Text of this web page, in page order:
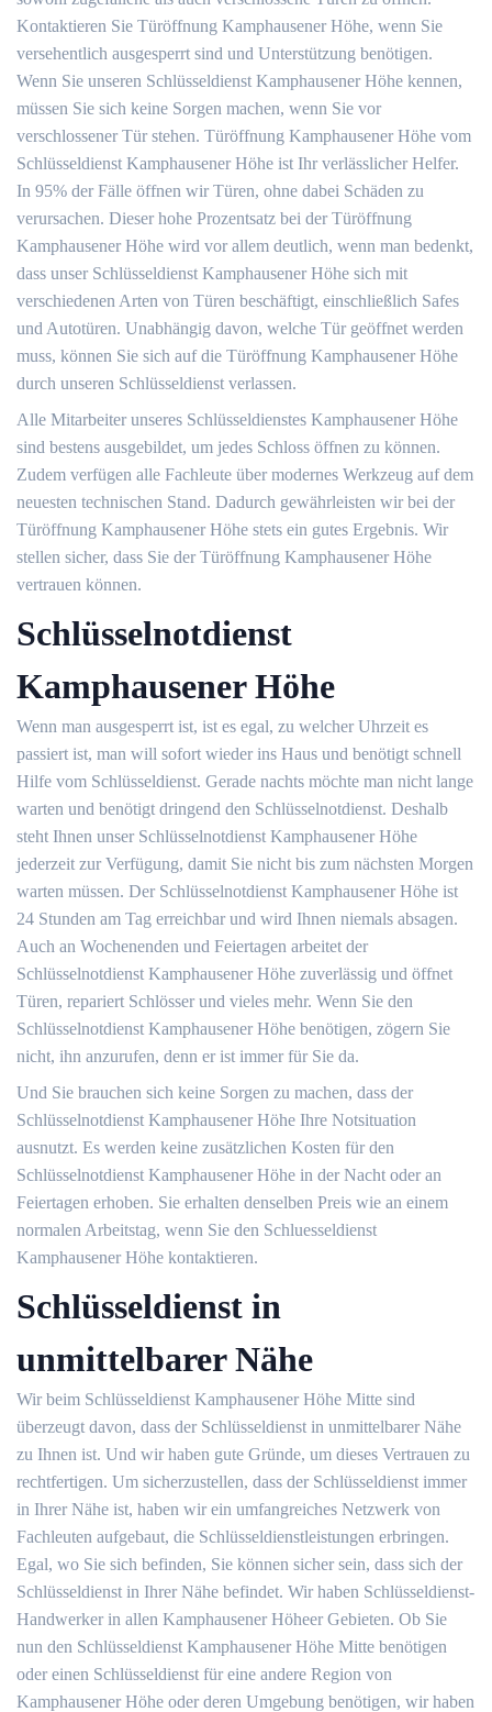
Kontaktieren Sie Türöffnung Kamphausener Höhe, wenn Sie
versehentlich ausgesperrt sind und Unterstützung benötigen.
Wenn Sie unseren Schlüsseldienst Kamphausener Höhe kennen,
müssen Sie sich keine Sorgen machen, wenn Sie vor
verschlossener Tür stehen. Türöffnung Kamphausener Höhe vom
Schlüsseldienst Kamphausener Höhe ist Ihr verlässlicher Helfer.
In 95% der Fälle öffnen wir Türen, ohne dabei Schäden zu
verursachen. Dieser hohe Prozentsatz bei der Türöffnung
Kamphausener Höhe wird vor allem deutlich, wenn man bedenkt,
dass unser Schlüsseldienst Kamphausener Höhe sich mit
verschiedenen Arten von Türen beschäftigt, einschließlich Safes
und Autotüren. Unabhängig davon, welche Tür geöffnet werden
muss, können Sie sich auf die Türöffnung Kamphausener Höhe
durch unseren Schlüsseldienst verlassen.
Alle Mitarbeiter unseres Schlüsseldienstes Kamphausener Höhe
sind bestens ausgebildet, um jedes Schloss öffnen zu können.
Zudem verfügen alle Fachleute über modernes Werkzeug auf dem
neuesten technischen Stand. Dadurch gewährleisten wir bei der
Türöffnung Kamphausener Höhe stets ein gutes Ergebnis. Wir
stellen sicher, dass Sie der Türöffnung Kamphausener Höhe
vertrauen können.
Schlüsselnotdienst
Kamphausener Höhe
Wenn man ausgesperrt ist, ist es egal, zu welcher Uhrzeit es
passiert ist, man will sofort wieder ins Haus und benötigt schnell
Hilfe vom Schlüsseldienst. Gerade nachts möchte man nicht lange
warten und benötigt dringend den Schlüsselnotdienst. Deshalb
steht Ihnen unser Schlüsselnotdienst Kamphausener Höhe
jederzeit zur Verfügung, damit Sie nicht bis zum nächsten Morgen
warten müssen. Der Schlüsselnotdienst Kamphausener Höhe ist
24 Stunden am Tag erreichbar und wird Ihnen niemals absagen.
Auch an Wochenenden und Feiertagen arbeitet der
Schlüsselnotdienst Kamphausener Höhe zuverlässig und öffnet
Türen, repariert Schlösser und vieles mehr. Wenn Sie den
Schlüsselnotdienst Kamphausener Höhe benötigen, zögern Sie
nicht, ihn anzurufen, denn er ist immer für Sie da.
Und Sie brauchen sich keine Sorgen zu machen, dass der
Schlüsselnotdienst Kamphausener Höhe Ihre Notsituation
ausnutzt. Es werden keine zusätzlichen Kosten für den
Schlüsselnotdienst Kamphausener Höhe in der Nacht oder an
Feiertagen erhoben. Sie erhalten denselben Preis wie an einem
normalen Arbeitstag, wenn Sie den Schluesseldienst
Kamphausener Höhe kontaktieren.
Schlüsseldienst in
unmittelbarer Nähe
Wir beim Schlüsseldienst Kamphausener Höhe Mitte sind
überzeugt davon, dass der Schlüsseldienst in unmittelbarer Nähe
zu Ihnen ist. Und wir haben gute Gründe, um dieses Vertrauen zu
rechtfertigen. Um sicherzustellen, dass der Schlüsseldienst immer
in Ihrer Nähe ist, haben wir ein umfangreiches Netzwerk von
Fachleuten aufgebaut, die Schlüsseldienstleistungen erbringen.
Egal, wo Sie sich befinden, Sie können sicher sein, dass sich der
Schlüsseldienst in Ihrer Nähe befindet. Wir haben Schlüsseldienst-
Handwerker in allen Kamphausener Höheer Gebieten. Ob Sie
nun den Schlüsseldienst Kamphausener Höhe Mitte benötigen
oder einen Schlüsseldienst für eine andere Region von
Kamphausener Höhe oder deren Umgebung benötigen, wir haben